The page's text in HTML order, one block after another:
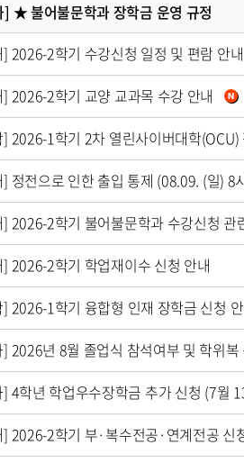
] ★ 불어불문학과 장학금 운영 규정
2026-2학기 수강신청 일정 및 편람 안내
2026-2학기 교양 교과목 수강 안내
2026-1학기 2차 열린사이버대학(OCU)
정전으로 인한 출입 통제 (08.09. (일) 8
2026-2학기 학업재이수 신청 안내
] 2026-1학기 융합형 인재 장학금 신청
2026년 8월 졸업식 참석여부 및 학위
4학년 학업우수장학금 추가 신청 (7월